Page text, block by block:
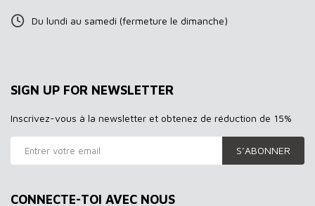
Du lundi au samedi (fermeture le dimanche)
SIGN UP FOR NEWSLETTER
Inscrivez-vous à la newsletter et obtenez de réduction de 15%
S’ABONNER
CONNECTE-TOI AVEC NOUS